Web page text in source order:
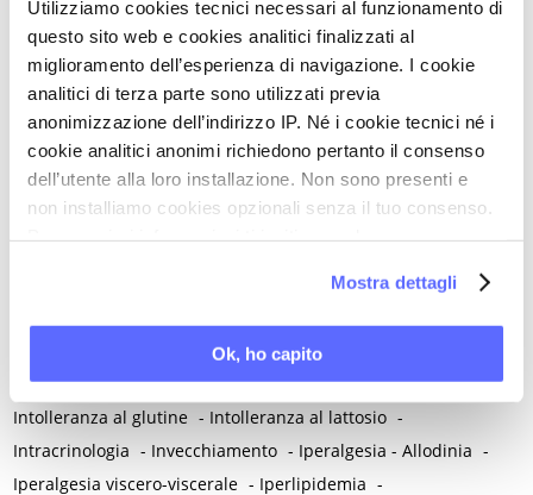
Utilizziamo cookies tecnici necessari al funzionamento di
questo sito web e cookies analitici finalizzati al
miglioramento dell’esperienza di navigazione. I cookie
analitici di terza parte sono utilizzati previa
anonimizzazione dell’indirizzo IP. Né i cookie tecnici né i
cookie analitici anonimi richiedono pertanto il consenso
dell’utente alla loro installazione. Non sono presenti e
non installiamo cookies opzionali senza il tuo consenso.
Mostra dettagli
Ok, ho capito
Impianto contraccettivo sottocutaneo all'etonogestrel -
Incisione di Pfannenstiel
Indice di massa corporea / Peso corporeo
Infanzia
Infermieri/e -Infezione anale da HPV -
Infezione orale da HPV -Infezioni -Infezioni cervico-vaginali
Infezioni nosocomiali -Infezioni ricorrenti del tratto urinario
Infiammazione - Infiammazione neurogena -
Insufficienza venosa cronica -Insulino-resistenza
Interazione uomo-animale - Internet -
Interruzione volontaria di gravidanza (IVG) -Intestino -
Intolleranza al glutine - Intolleranza al lattosio -
Intracrinologia - Invecchiamento - Iperalgesia - Allodinia -
Iperalgesia viscero-viscerale - Iperlipidemia -